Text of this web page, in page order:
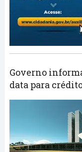
Governo
data para